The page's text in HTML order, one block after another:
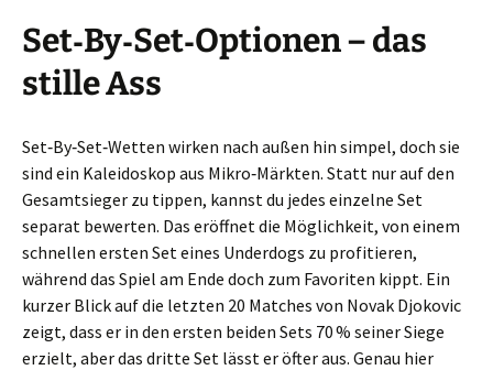
Set‑By‑Set‑Optionen – das
stille Ass
Set‑By‑Set‑Wetten wirken nach außen hin simpel, doch sie
sind ein Kaleidoskop aus Mikro‑Märkten. Statt nur auf den
Gesamtsieger zu tippen, kannst du jedes einzelne Set
separat bewerten. Das eröffnet die Möglichkeit, von einem
schnellen ersten Set eines Underdogs zu profitieren,
während das Spiel am Ende doch zum Favoriten kippt. Ein
kurzer Blick auf die letzten 20 Matches von Novak Djokovic
zeigt, dass er in den ersten beiden Sets 70 % seiner Siege
erzielt, aber das dritte Set lässt er öfter aus. Genau hier